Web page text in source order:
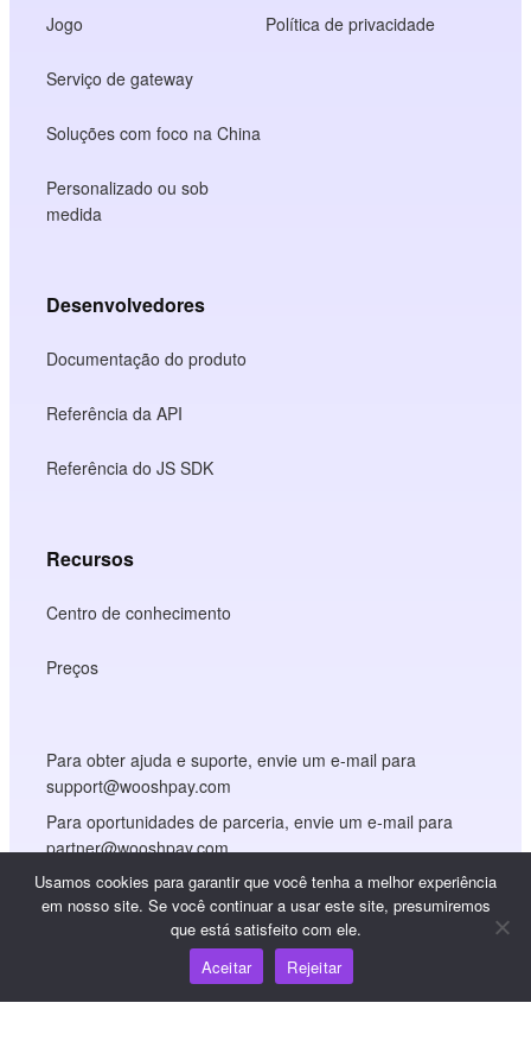
Jogo
Serviço de gateway
Soluções com foco na China
Personalizado ou sob
medida
Política de privacidade
Desenvolvedores
Documentação do produto
Referência da API
Referência do JS SDK
Recursos
Centro de conhecimento
Preços
Para obter ajuda e suporte, envie um e-mail para
support@wooshpay.com
Para oportunidades de parceria, envie um e-mail para
partner@wooshpay.com
Para obter informações sobre a mídia, envie um e-mail
para media@wooshpay.com
Usamos cookies para garantir que você tenha a melhor experiência
em nosso site. Se você continuar a usar este site, presumiremos
que está satisfeito com ele.
Aceitar
Rejeitar